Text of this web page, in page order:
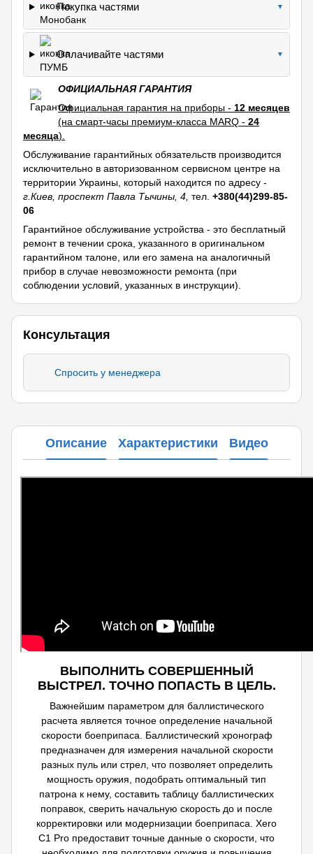
Покупка частями ▼
Оплачивайте частями ▼
ОФИЦИАЛЬНАЯ ГАРАНТИЯ
Официальная гарантия на приборы - 12 месяцев
(на смарт-часы премиум-класса MARQ - 24
месяца).
Обслуживание гарантийных обязательств производится
исключительно в авторизованном сервисном центре на
территории Украины, который находится по адресу -
г.Киев, проспект Павла Тычины, 4, тел. +380(44)299-85-
06
Гарантийное обслуживание устройства - это бесплатный
ремонт в течении срока, указанного в оригинальном
гарантийном талоне, или его замена на аналогичный
прибор в случае невозможности ремонта (при
соблюдении условий, указанных в инструкции).
Консультация
Спросить у менеджера
Описание Характеристики Видео
ВЫПОЛНИТЬ СОВЕРШЕННЫЙ
ВЫСТРЕЛ. ТОЧНО ПОПАСТЬ В ЦЕЛЬ.
Важнейшим параметром для баллистического
расчета является точное определение начальной
скорости боеприпаса. Баллистический хронограф
предназначен для измерения начальной скорости
разных пуль или стрел, что позволяет определить
мощность оружия, подобрать оптимальный тип
патрона к нему, составить таблицу баллистических
поправок, сверить начальную скорость до и после
корректировки или модернизации боеприпаса. Xero
C1 Pro предоставит точные данные о скорости, что